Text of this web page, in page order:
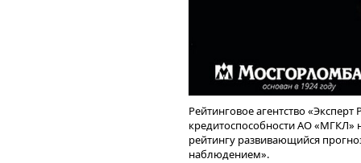
Рейтинговое агентство «Эксперт
кредитоспособности АО «МГКЛ»
рейтингу развивающийся
наблюдением».